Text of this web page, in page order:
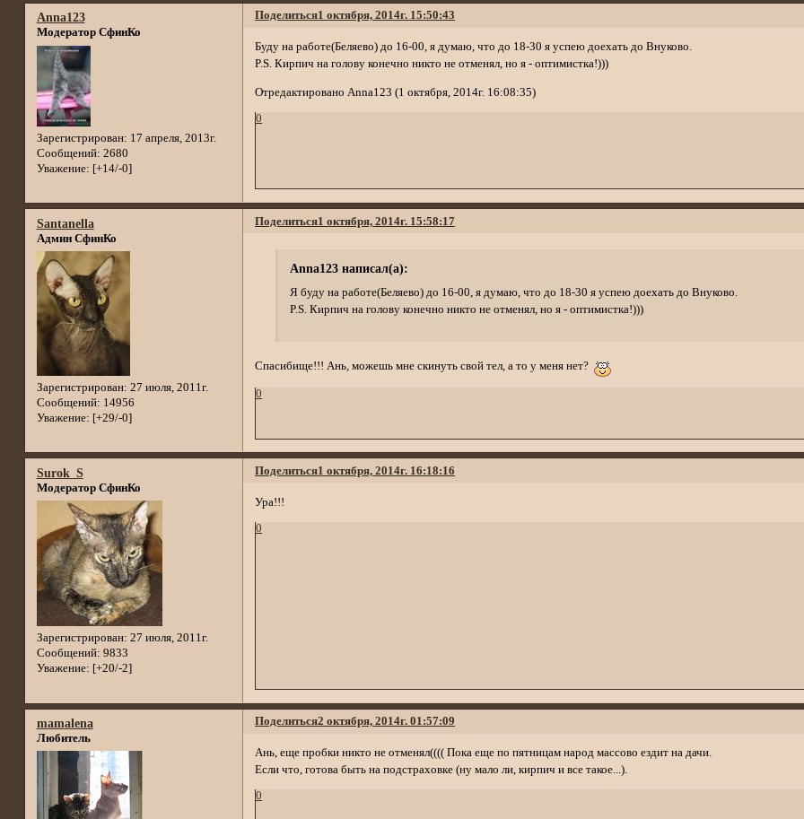
Поделиться1 октября, 2014г. 15:50:43
Anna123
Модератор СфинКо
Зарегистрирован: 17 апреля, 2013г.
Сообщений: 2680
Уважение: [+14/-0]
Буду на работе(Беляево) до 16-00, я думаю, что до 18-30 я успею доехать до Внуково.
P.S. Кирпич на голову конечно никто не отменял, но я - оптимистка!)))
Отредактировано Anna123 (1 октября, 2014г. 16:08:35)
0
Поделиться1 октября, 2014г. 15:58:17
Santanella
Админ СфинКо
Зарегистрирован: 27 июля, 2011г.
Сообщений: 14956
Уважение: [+29/-0]
Anna123 написал(а):
Я буду на работе(Беляево) до 16-00, я думаю, что до 18-30 я успею доехать до Внуково.
P.S. Кирпич на голову конечно никто не отменял, но я - оптимистка!)))
Спасибище!!! Ань, можешь мне скинуть свой тел, а то у меня нет?
0
Поделиться1 октября, 2014г. 16:18:16
Surok_S
Модератор СфинКо
Зарегистрирован: 27 июля, 2011г.
Сообщений: 9833
Уважение: [+20/-2]
Ура!!!
0
Поделиться2 октября, 2014г. 01:57:09
mamalena
Любитель
Ань, еще пробки никто не отменял(((( Пока еще по пятницам народ массово ездит на дачи.
Если что, готова быть на подстраховке (ну мало ли, кирпич и все такое...).
0